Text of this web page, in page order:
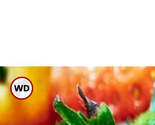
ಅರಶಿನ, ಉಪ್ಪನ್ನು ಸಾಸಿವೆ
ಮಿಕ್ಸ್ ಮಾಡಿ ಬಾಯಿ